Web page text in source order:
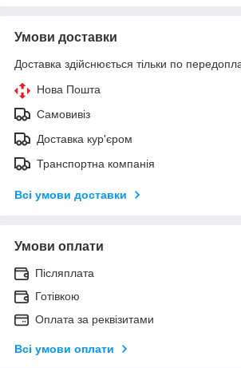
Умови доставки
Доставка здійснюється тільки по
Нова Пошта
Самовивіз
Доставка кур'єром
Транспортна компанія
Всі умови доставки
Умови оплати
Післяплата
Готівкою
Оплата за реквізитами
Всі умови оплати